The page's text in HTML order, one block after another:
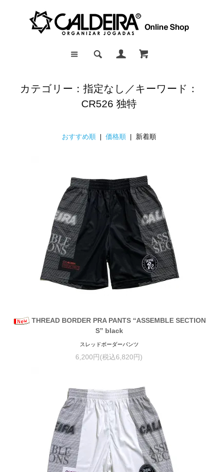
カテゴリー：指定なし／キーワード：
CR526 独特
おすすめ順 | 価格順 | 新着順
THREAD BORDER PRA PANTS “ASSEMBLE SECTION
S” black
スレッドボーダーパンツ
6,200円(税込6,820円)